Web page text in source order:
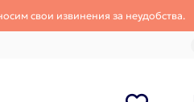
свои извинения за неудобства.